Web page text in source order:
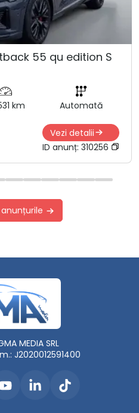
55 qu edition S
km Automată
Vezi detalii
ID anunț: 310256
MEDIA SRL
J2020012591400